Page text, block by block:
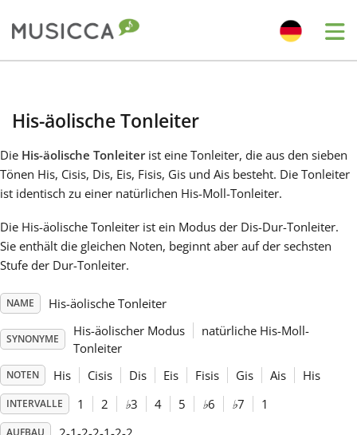
Dansk
Deutsch
Español
His-äolische Tonleiter
Die His-äolische Tonleiterist eine Tonleiter, die aus den sieben
Tönen His, Cisis, Dis, Eis, Fisis, Gis und Ais besteht. Die Tonleiter
ist identisch zu einer natürlichen His-Moll-Tonleiter.
Die His-äolische Tonleiter ist ein Modus der Dis-Dur-Tonleiter.
Sie enthält die gleichen Noten, beginnt aber auf der sechsten
Stufe der Dur-Tonleiter.
NAME His-äolische Tonleiter
SYNONYME
His-äolischer Modus
natürliche His-Moll-
Tonleiter
NOTEN His Cisis Dis Eis Fisis Gis Ais His
INTERVALLE 1 2 ♭3 4 5 ♭6 ♭7 1
AUFBAU